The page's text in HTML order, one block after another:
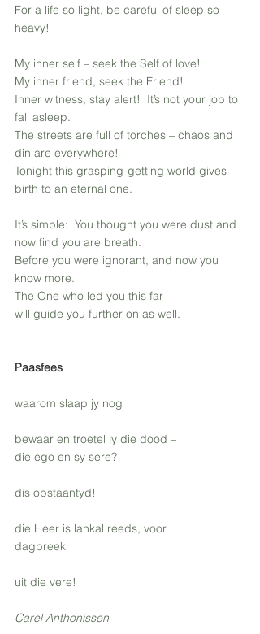
For a life so light, be careful of sleep so
heavy!
My inner self – seek the Self of love!
My inner friend, seek the Friend!
Inner witness, stay alert!  It’s not your job to
fall asleep.
The streets are full of torches – chaos and
din are everywhere!
Tonight this grasping-getting world gives
birth to an eternal one.
It’s simple:  You thought you were dust and
now find you are breath.
Before you were ignorant, and now you
know more.
The One who led you this far
will guide you further on as well.
Paasfees
waarom slaap jy nog
bewaar en troetel jy die dood –
die ego en sy sere?
dis opstaantyd!
die Heer is lankal reeds, voor
dagbreek
uit die vere!
Carel Anthonissen